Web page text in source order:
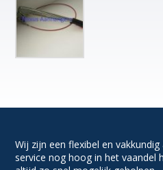
Wij zijn een flexibel en
service nog hoog in het vaandel